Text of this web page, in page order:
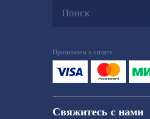
Принимаем к оплате
Свяжитесь с нами